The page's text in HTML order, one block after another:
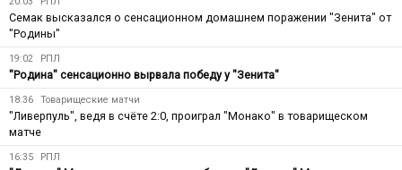
Семак высказался о сенсационном домашнем поражении "Зенита" от
"Родины"
19:02 РПЛ
"Родина" сенсационно вырвала победу у "Зенита"
18:36 Товарищеские матчи
"Ливерпуль", ведя в счёте 2:0, проиграл "Монако" в товарищеском
матче
16:35 РПЛ